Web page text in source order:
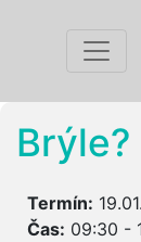
Termín:
Čas: 09:30 -